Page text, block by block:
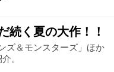
続く夏の大作！！
ズ＆モンスターズ」ほか
。